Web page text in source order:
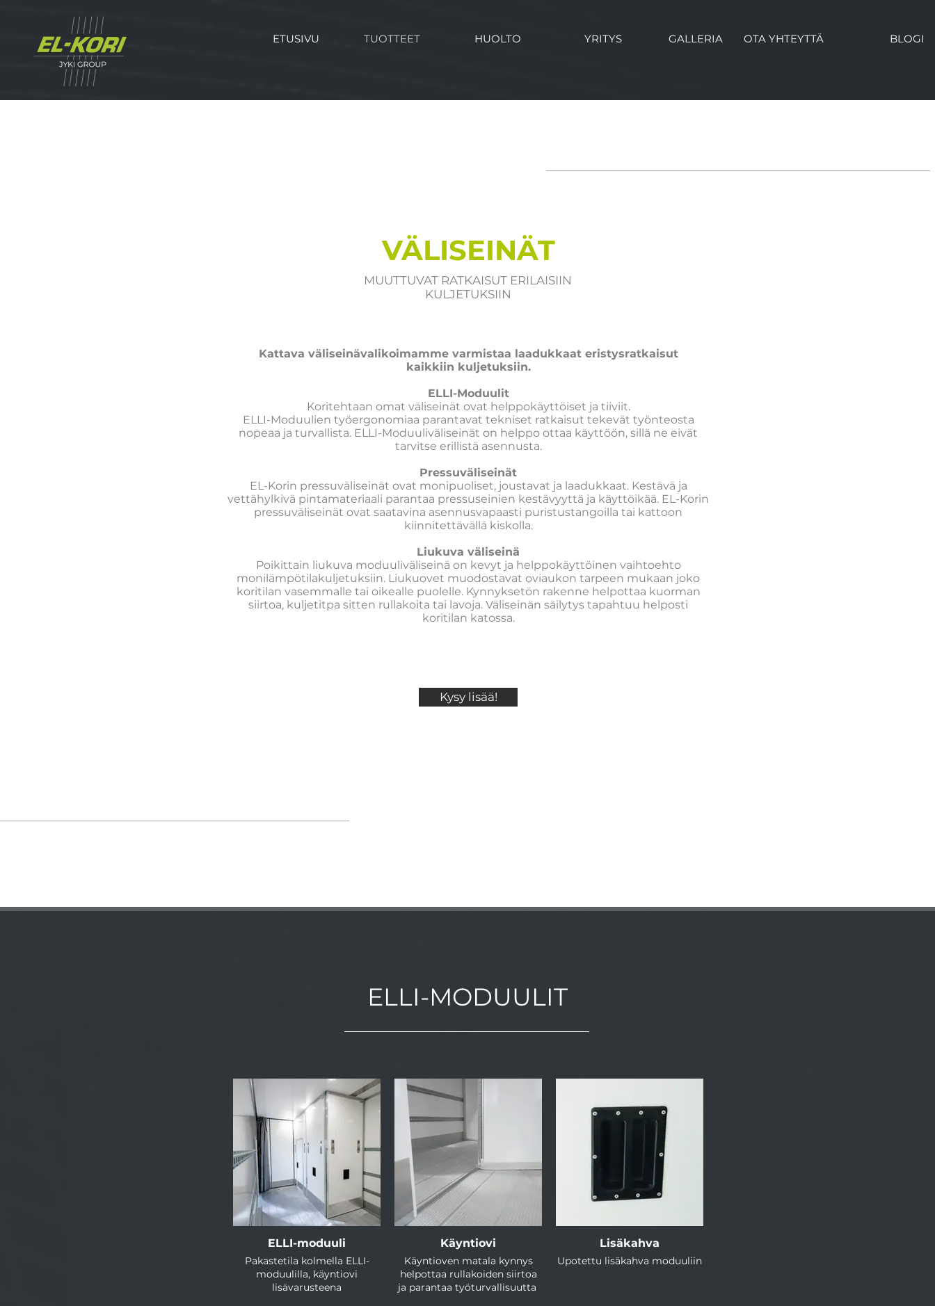
ETUSIVU TUOTTEET HUOLTO YRITYS GALLERIA OTA YHTEYTTÄ BLOGI
VÄLISEINÄT
MUUTTUVAT RATKAISUT ERILAISIIN
KULJETUKSIIN
Kattava väliseinävalikoimamme varmistaa laadukkaat eristysratkaisut
kaikkiin kuljetuksiin.
ELLI-Moduulit
Koritehtaan omat väliseinät ovat helppokäyttöiset ja tiiviit.
ELLI-Moduulien työergonomiaa parantavat tekniset ratkaisut tekevät työnteosta
nopeaa ja turvallista. ELLI-Moduuliväliseinät on helppo ottaa käyttöön, sillä ne eivät
tarvitse erillistä asennusta.
Pressuväliseinät
EL-Korin pressuväliseinät ovat monipuoliset, joustavat ja laadukkaat. Kestävä ja
vettähylkivä pintamateriaali parantaa pressuseinien kestävyyttä ja käyttöikää. EL-Korin
pressuväliseinät ovat saatavina asennusvapaasti puristustangoilla tai kattoon
kiinnitettävällä kiskolla.
Liukuva väliseinä
Poikittain liukuva moduuliväliseinä on kevyt ja helppokäyttöinen vaihtoehto
monilämpötilakuljetuksiin. Liukuovet muodostavat oviaukon tarpeen mukaan joko
koritilan vasemmalle tai oikealle puolelle. Kynnyksetön rakenne helpottaa kuorman
siirtoa, kuljetitpa sitten rullakoita tai lavoja. Väliseinän säilytys tapahtuu helposti
koritilan katossa.
Kysy lisää!
ELLI-MODUULIT
ELLI-moduuli
Pakastetila kolmella ELLI-
moduulilla, käyntiovi
lisävarusteena
Käyntiovi
Käyntioven matala kynnys
helpottaa rullakoiden siirtoa
ja parantaa työturvallisuutta
Lisäkahva
Upotettu lisäkahva moduuliin